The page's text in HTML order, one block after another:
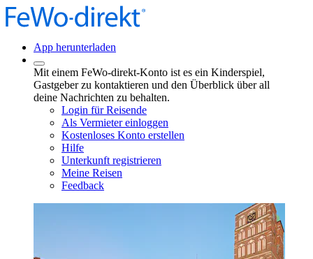
App herunterladen
Mit einem FeWo-direkt-Konto ist es ein Kinderspiel,
Gastgeber zu kontaktieren und den Überblick über all
deine Nachrichten zu behalten.
Login für Reisende
Als Vermieter einloggen
Kostenloses Konto erstellen
Hilfe
Unterkunft registrieren
Meine Reisen
Feedback